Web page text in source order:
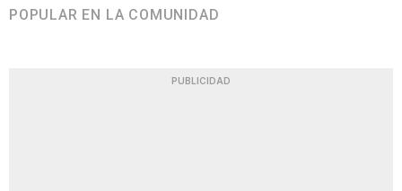
POPULAR EN LA COMUNIDAD
PUBLICIDAD